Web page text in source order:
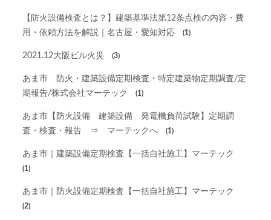
【防火設備検査とは？】建築基準法第12条点検の内容・費
用・依頼方法を解説｜名古屋・愛知対応
(1)
2021.12大阪ビル火災 (3)
あま市 防火・建築設備定期検査・特定建築物定期調査/定
期報告/株式会社マーテック
(1)
あま市【防火設備 建築設備 発電機負荷試験】定期調
査・検査・報告 ⇒ マーテックへ
(1)
あま市｜建築設備定期検査【一括自社施工】マーテック
(1)
あま市｜防火設備定期検査【一括自社施工】マーテック
(2)